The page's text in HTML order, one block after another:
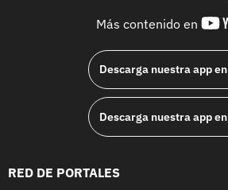
Más contenido en
Descarga nuestra app en
Descarga nuestra app en
RED DE PORTALES